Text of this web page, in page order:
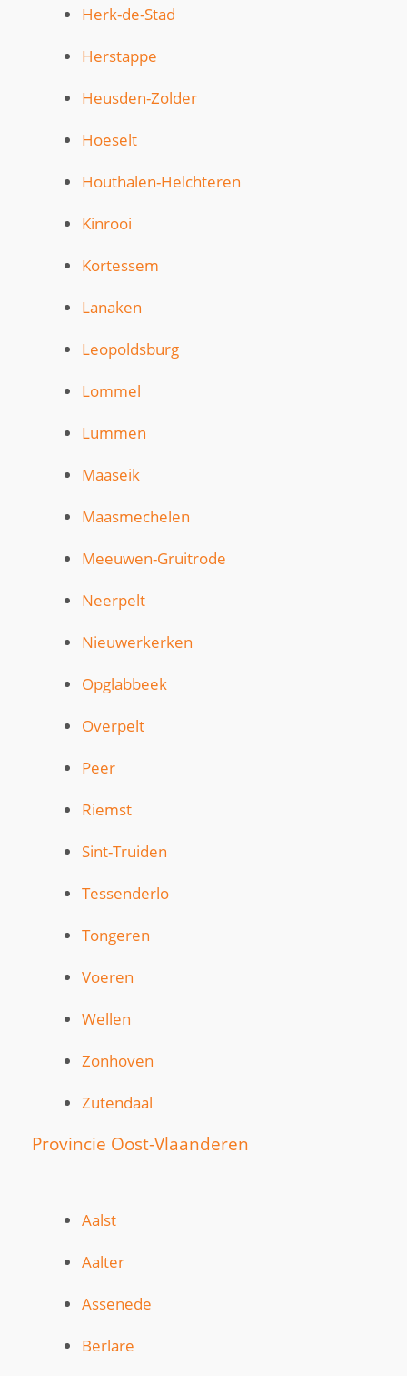
Herk-de-Stad
Herstappe
Heusden-Zolder
Hoeselt
Houthalen-Helchteren
Kinrooi
Kortessem
Lanaken
Leopoldsburg
Lommel
Lummen
Maaseik
Maasmechelen
Meeuwen-Gruitrode
Neerpelt
Nieuwerkerken
Opglabbeek
Overpelt
Peer
Riemst
Sint-Truiden
Tessenderlo
Tongeren
Voeren
Wellen
Zonhoven
Zutendaal
Provincie Oost-Vlaanderen
Aalst
Aalter
Assenede
Berlare